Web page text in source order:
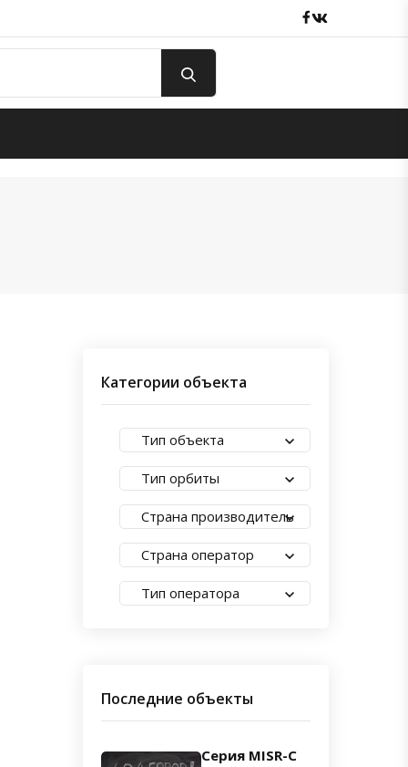
Facebook
Категории объекта
Тип объекта
Тип орбиты
Страна производитель
Страна оператор
Тип оператора
Последние объекты
Серия MISR-C